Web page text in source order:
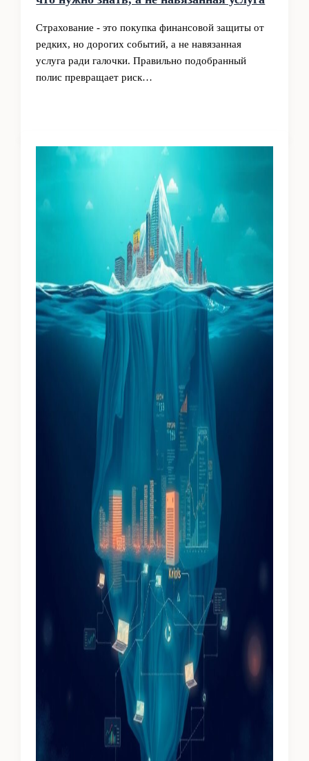
Страхование - это покупка финансовой защиты от
редких, но дорогих событий, а не навязанная
услуга ради галочки. Правильно подобранный
полис превращает риск…